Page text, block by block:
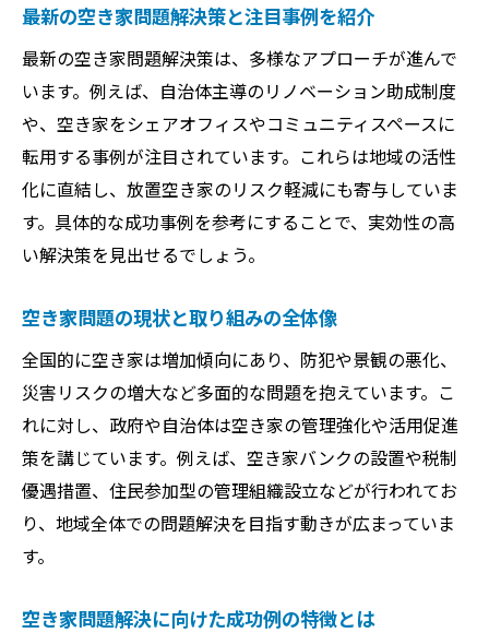
空き家問題でできることと各自の役割
空き家問題を減らすための日常的な工夫
空き家問題解消へ向けた専門家の活用法
空き家問題対策に役立つ情報収集のコツ
自治体と連携した空き家活用の新しい手法
自治体と協働した空き家問題解決の事例紹
空き家問題を解決する自治体の取組の進化
空き家問題解決に向けた連携体制の作り方
自治体と住民による空き家問題解決の力
自治体による空き家問題支援の最新動向
空き家問題を解決へ導く成功ポイントとは
空き家問題解決のための成功法則を解説
空き家問題の実例から学ぶ解決の秘訣
空き家問題を解消するための実務的アプロ
最新の空き家問題解決策と注目事例を紹介
最新の空き家問題解決策は、多様なアプローチが進んで
います。例えば、自治体主導のリノベーション助成制度
や、空き家をシェアオフィスやコミュニティスペースに
転用する事例が注目されています。これらは地域の活性
化に直結し、放置空き家のリスク軽減にも寄与していま
す。具体的な成功事例を参考にすることで、実効性の高
い解決策を見出せるでしょう。
空き家問題の現状と取り組みの全体像
全国的に空き家は増加傾向にあり、防犯や景観の悪化、
災害リスクの増大など多面的な問題を抱えています。こ
れに対し、政府や自治体は空き家の管理強化や活用促進
策を講じています。例えば、空き家バンクの設置や税制
優遇措置、住民参加型の管理組織設立などが行われてお
り、地域全体での問題解決を目指す動きが広まっていま
す。
空き家問題解決に向けた成功例の特徴とは